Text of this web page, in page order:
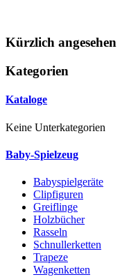
Kürzlich angesehen
Kategorien
Kataloge
Keine Unterkategorien
Baby-Spielzeug
Babyspielgeräte
Clipfiguren
Greiflinge
Holzbücher
Rasseln
Schnullerketten
Trapeze
Wagenketten